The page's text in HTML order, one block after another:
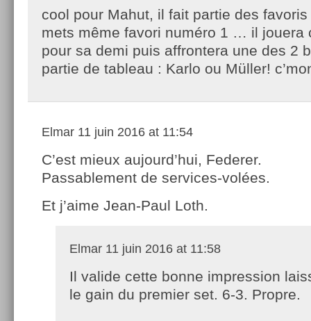
cool pour Mahut, il fait partie des favoris
mets même favori numéro 1 … il jouera
pour sa demi puis affrontera une des 2
partie de tableau : Karlo ou Müller!
Elmar 11 juin 2016 at 11:54
C’est mieux aujourd’hui, Federer.
Passablement de services-volées.
Et j’aime Jean-Paul Loth.
Elmar 11 juin 2016 at 11:58
Il valide cette bonne impression
le gain du premier set. 6-3. Propre.